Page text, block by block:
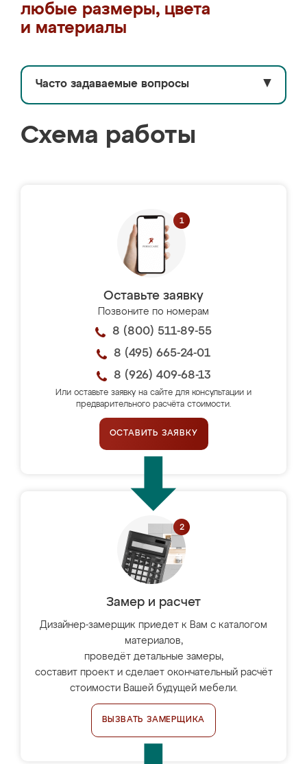
любые размеры, цвета
и материалы
Часто задаваемые вопросы ▼
Схема работы
Оставьте заявку
Позвоните по номерам
8 (800) 511-89-55
8 (495) 665-24-01
8 (926) 409-68-13
Или оставьте заявку на сайте для консультации и
предварительного расчёта стоимости.
ОСТАВИТЬ ЗАЯВКУ
Замер и расчет
Дизайнер-замерщик приедет к Вам с каталогом
материалов,
проведёт детальные замеры,
составит проект и сделает окончательный расчёт
стоимости Вашей будущей мебели.
ВЫЗВАТЬ ЗАМЕРЩИКА